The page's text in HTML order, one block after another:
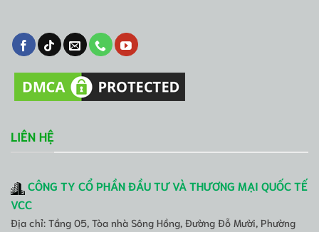
LIÊN HỆ
CÔNG TY CỔ PHẦN ĐẦU TƯ VÀ THƯƠNG MẠI QUỐC TẾ
VCC
Địa chỉ: Tầng 05, Tòa nhà Sông Hồng, Đường Đỗ Mười, Phường